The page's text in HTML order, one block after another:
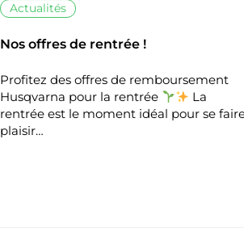
Actualités
Nos offres de rentrée !
Profitez des offres de remboursement
Husqvarna pour la rentrée
La
rentrée est le moment idéal pour se
plaisir…